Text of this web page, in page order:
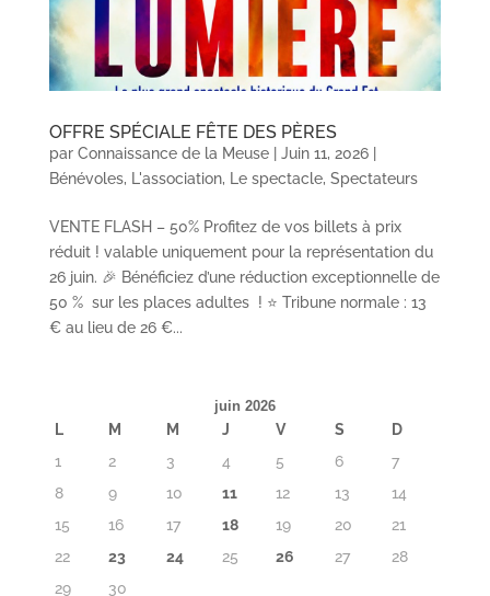
OFFRE SPÉCIALE FÊTE DES PÈRES
par Connaissance de la Meuse| Juin 11, 2026|
Bénévoles, L'association, Le spectacle, Spectateurs
VENTE FLASH – 50% Profitez de vos billets à prix
réduit ! valable uniquement pour la représentation du
26 juin. 🎉 Bénéficiez d’une réduction exceptionnelle de
50 % sur les places adultes ! ⭐ Tribune normale : 13
€ au lieu de 26 €...
juin 2026
L M M J V S
D
1
2 3 4 5 6
7
8
9 10 11 12 13
14
15
16 17 18 19 20
21
22
23 24 25 26 27
28
29
30